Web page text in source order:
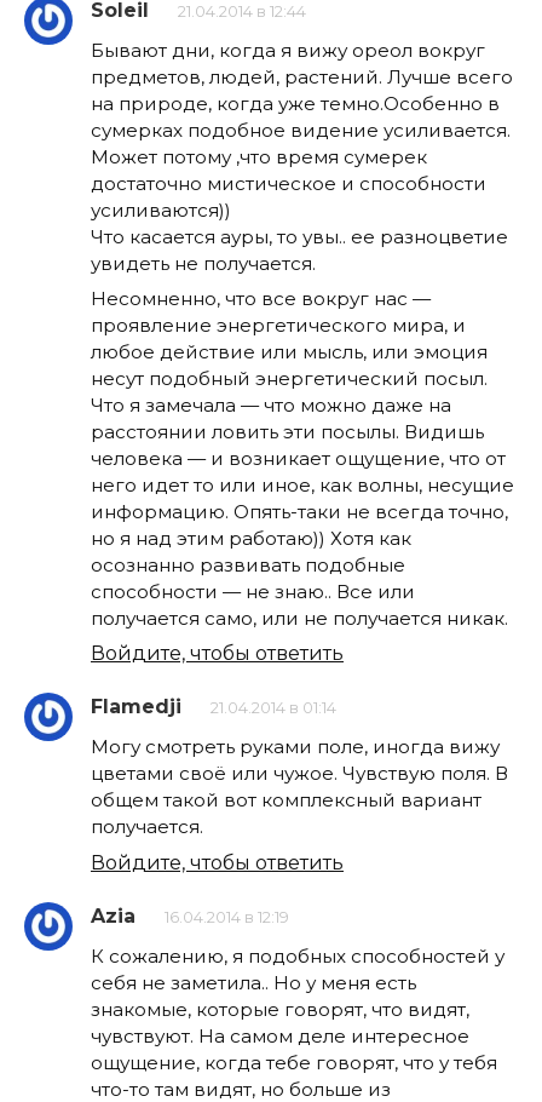
Soleil 21.04.2014 в 12:44
Бывают дни, когда я вижу ореол вокруг
предметов, людей, растений. Лучше всего
на природе, когда уже темно.Особенно в
сумерках подобное видение усиливается.
Может потому ,что время сумерек
достаточно мистическое и способности
усиливаются))
Что касается ауры, то увы.. ее разноцветие
увидеть не получается.
Несомненно, что все вокруг нас —
проявление энергетического мира, и
любое действие или мысль, или эмоция
несут подобный энергетический посыл.
Что я замечала — что можно даже на
расстоянии ловить эти посылы. Видишь
человека — и возникает ощущение, что от
него идет то или иное, как волны, несущие
информацию. Опять-таки не всегда точно,
но я над этим работаю)) Хотя как
осознанно развивать подобные
способности — не знаю.. Все или
получается само, или не получается никак.
Войдите, чтобы ответить
Flamedji 21.04.2014 в 01:14
Могу смотреть руками поле, иногда вижу
цветами своё или чужое. Чувствую поля. В
общем такой вот комплексный вариант
получается.
Войдите, чтобы ответить
Azia 16.04.2014 в 12:19
К сожалению, я подобных способностей у
себя не заметила.. Но у меня есть
знакомые, которые говорят, что видят,
чувствуют. На самом деле интересное
ощущение, когда тебе говорят, что у тебя
что-то там видят, но больше из